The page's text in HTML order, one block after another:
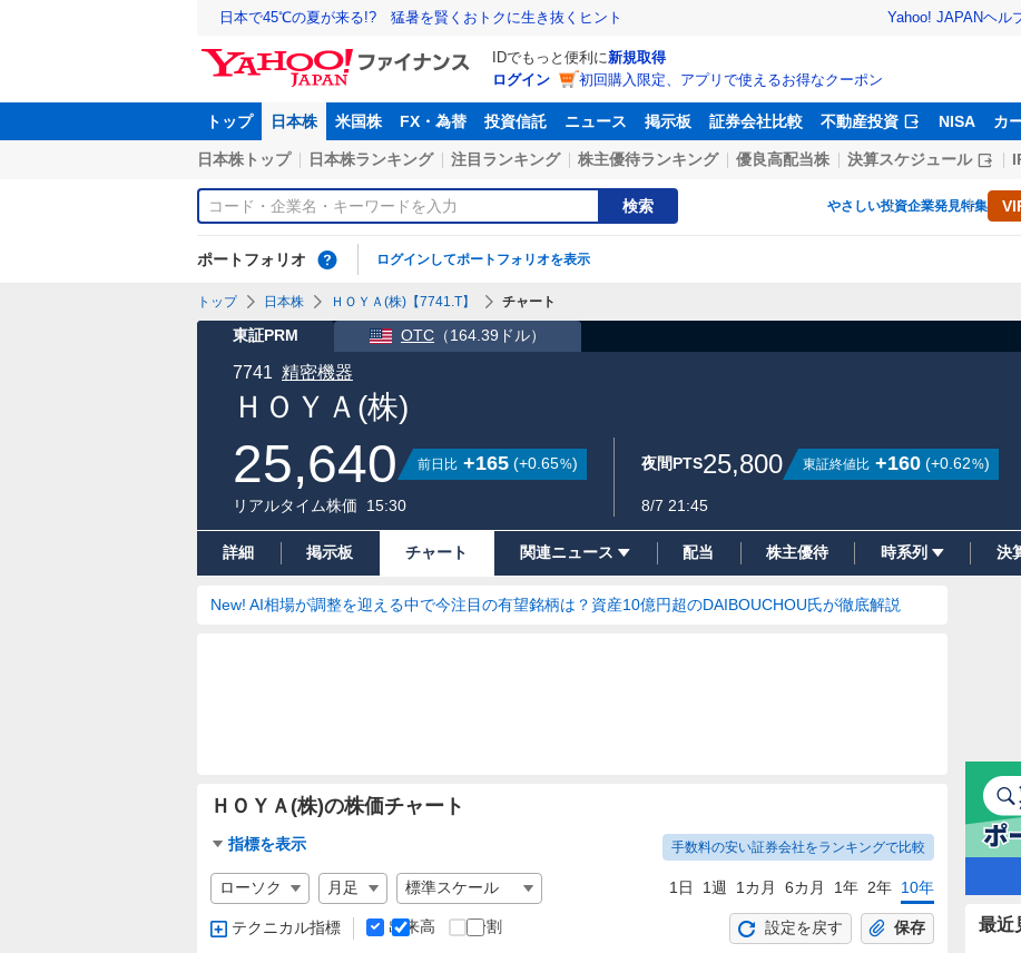
日本で45℃の夏が来る!? 猛暑を賢くおトクに生き抜くヒント Yahoo! JAPANヘル
IDでもっと便利に新規取得
ログイン
初回購入限定、アプリで使えるお得なクーポン
トップ 日本株 米国株 FX・為替 投資信託 ニュース 掲示板 証券会社比較 不動産投資 NISA カ
日本株トップ 日本株ランキング 注目ランキング 株主優待ランキング 優良高配当株 決算スケジュール
検索 やさしい投資企業発見特集
ポートフォリオ ログインしてポートフォリオを表示
トップ 日本株 ＨＯＹＡ(株)【7741.T】 チャート
東証PRM OTC （164.39ドル）
ＨＯＹＡ(株)
7741 精密機器
25,640 前日比 +165 (+0.65%)
リアルタイム株価 15:30
夜間PTS25,800 東証終値比 +160 (+0.62%)
8/7 21:45
詳細 掲示板 チャート 関連ニュース 配当 株主優待 時系列 決
New! AI相場が調整を迎える中で今注目の有望銘柄は？資産10億円超のDAIBOUCHOU氏が徹底解説
ＨＯＹＡ(株)の株価チャート
チ
ャ
ー
ト
指
手数料の安い証券会社をランキングで比較
指標を表示
チ
ャ
ー
1日 1週 1カ月 6カ月 1年 2年 10年
テクニカル指標 出来高 分割 設定を戻す 保存 最近